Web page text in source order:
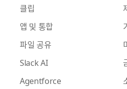
클립
앱 및 통합
파일 공유
Slack AI
Agentforce